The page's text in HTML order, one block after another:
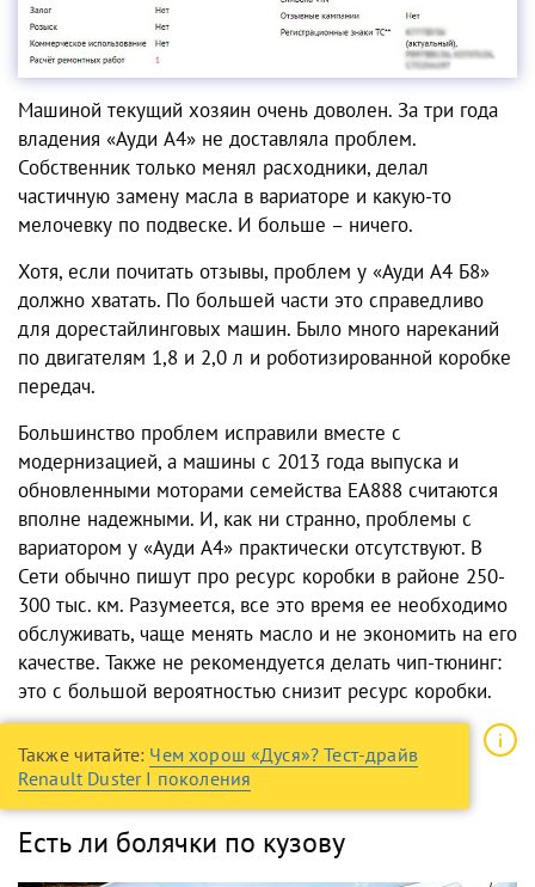
Машиной текущий хозяин очень доволен. За три года
владения «Ауди А4» не доставляла проблем.
Собственник только менял расходники, делал
частичную замену масла в вариаторе и какую-то
мелочевку по подвеске. И больше – ничего.
Хотя, если почитать отзывы, проблем у «Ауди А4 Б8»
должно хватать. По большей части это справедливо
для дорестайлинговых машин. Было много нареканий
по двигателям 1,8 и 2,0 л и роботизированной коробке
передач.
Большинство проблем исправили вместе с
модернизацией, а машины с 2013 года выпуска и
обновленными моторами семейства EA888 считаются
вполне надежными. И, как ни странно, проблемы с
вариатором у «Ауди А4» практически отсутствуют. В
Сети обычно пишут про ресурс коробки в районе 250-
300 тыс. км. Разумеется, все это время ее необходимо
обслуживать, чаще менять масло и не экономить на его
качестве. Также не рекомендуется делать чип-тюнинг:
это с большой вероятностью снизит ресурс коробки.
Также читайте: Чем хорош «Дуся»? Тест-драйв
Renault Duster I поколения
Есть ли болячки по кузову